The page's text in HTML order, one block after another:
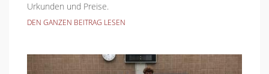
Urkunden und Preise.
DEN GANZEN BEITRAG LESEN